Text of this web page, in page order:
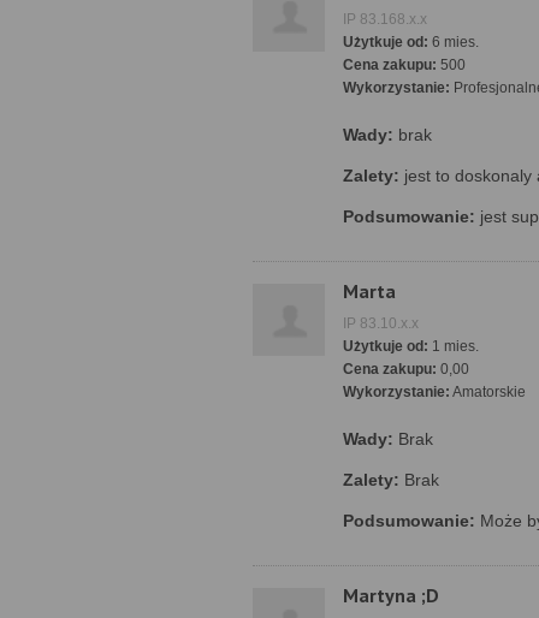
IP 83.168.x.x
Użytkuje od: 6 mies.
Cena zakupu: 500
Wykorzystanie:
Wady: brak
Zalety: jest to doskonaly
Podsumowanie: jest
Marta
IP 83.10.x.x
Użytkuje od: 1 mies.
Cena zakupu: 0,00
Wykorzystanie: Amatorskie
Wady: Brak
Zalety: Brak
Podsumowanie: Może
Martyna ;D